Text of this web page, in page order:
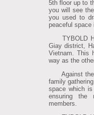
5th floor up to
you will see
you used to
peaceful
TYBOLD
Giay district,
Vietnam. This
way as the
Against the
family
space which is
ensuring the
members.